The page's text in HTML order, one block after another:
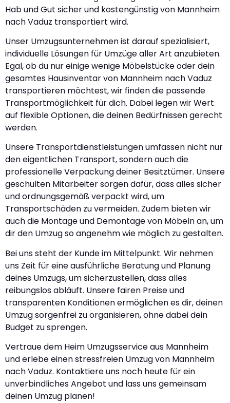
Hab und Gut sicher und kostengünstig von Mannheim
nach Vaduz transportiert wird.
Unser Umzugsunternehmen ist darauf spezialisiert,
individuelle Lösungen für Umzüge aller Art anzubieten.
Egal, ob du nur einige wenige Möbelstücke oder dein
gesamtes Hausinventar von Mannheim nach Vaduz
transportieren möchtest, wir finden die passende
Transportmöglichkeit für dich. Dabei legen wir Wert
auf flexible Optionen, die deinen Bedürfnissen gerecht
werden.
Unsere Transportdienstleistungen umfassen nicht nur
den eigentlichen Transport, sondern auch die
professionelle Verpackung deiner Besitztümer. Unsere
geschulten Mitarbeiter sorgen dafür, dass alles sicher
und ordnungsgemäß verpackt wird, um
Transportschäden zu vermeiden. Zudem bieten wir
auch die Montage und Demontage von Möbeln an, um
dir den Umzug so angenehm wie möglich zu gestalten.
Bei uns steht der Kunde im Mittelpunkt. Wir nehmen
uns Zeit für eine ausführliche Beratung und Planung
deines Umzugs, um sicherzustellen, dass alles
reibungslos abläuft. Unsere fairen Preise und
transparenten Konditionen ermöglichen es dir, deinen
Umzug sorgenfrei zu organisieren, ohne dabei dein
Budget zu sprengen.
Vertraue dem Heim Umzugsservice aus Mannheim
und erlebe einen stressfreien Umzug von Mannheim
nach Vaduz. Kontaktiere uns noch heute für ein
unverbindliches Angebot und lass uns gemeinsam
deinen Umzug planen!